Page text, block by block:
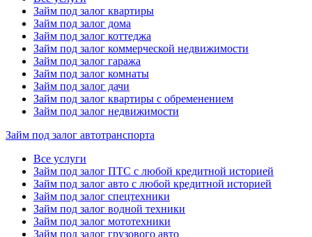
Займ под залог квартиры
Займ под залог дома
Займ под залог коттеджа
Займ под залог коммерческой недвижимости
Займ под залог гаража
Займ под залог комнаты
Займ под залог дачи
Займ под залог квартиры с обременением
Займ под залог недвижимости
Займ под залог автотранспорта
Все услуги
Займ под залог ПТС с любой кредитной историей
Займ под залог авто с любой кредитной историей
Займ под залог спецтехники
Займ под залог водной техники
Займ под залог мототехники
Займ под залог грузового авто